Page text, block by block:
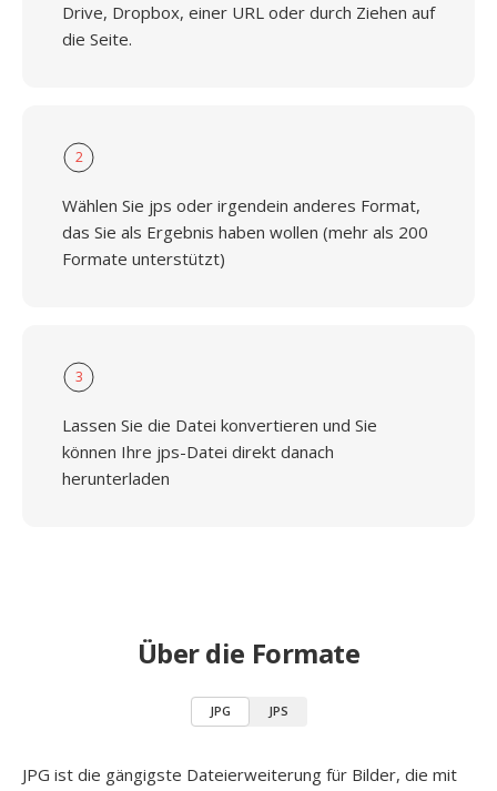
Drive, Dropbox, einer URL oder durch Ziehen auf
die Seite.
2
Wählen Sie jps oder irgendein anderes Format,
das Sie als Ergebnis haben wollen (mehr als 200
Formate unterstützt)
3
Lassen Sie die Datei konvertieren und Sie
können Ihre jps-Datei direkt danach
herunterladen
Über die Formate
JPG JPS
JPG ist die gängigste Dateierweiterung für Bilder, die mit